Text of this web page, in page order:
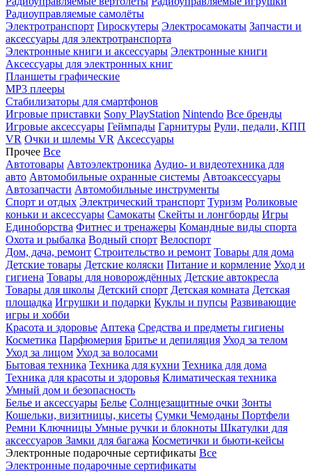
Радиоуправляемые самолёты
Электротранспорт Гироскутеры Электросамокаты Запчасти и
аксессуары для электротранспорта
Электронные книги и аксессуары Электронные книги
Аксессуары для электронных книг
Планшеты графические
MP3 плееры
Стабилизаторы для смартфонов
Игровые приставки Sony PlayStation Nintendo Все бренды
Игровые аксессуары Геймпады Гарнитуры Рули, педали, КПП
VR Очки и шлемы VR Аксессуары
Прочее Все
Автотовары Автоэлектроника Аудио- и видеотехника для
авто Автомобильные охранные системы Автоаксессуары
Автозапчасти Автомобильные инструменты
Спорт и отдых Электрический транспорт Туризм Роликовые
коньки и аксессуары Самокаты Скейты и лонгборды Игры
Единоборства Фитнес и тренажеры Командные виды спорта
Охота и рыбалка Водный спорт Велоспорт
Дом, дача, ремонт Строительство и ремонт Товары для дома
Детские товары Детские коляски Питание и кормление Уход и
гигиена Товары для новорождённых Детские автокресла
Товары для школы Детский спорт Детская комната Детская
площадка Игрушки и подарки Куклы и пупсы Развивающие
игры и хобби
Красота и здоровье Аптека Средства и предметы гигиены
Косметика Парфюмерия Бритье и депиляция Уход за телом
Уход за лицом Уход за волосами
Бытовая техника Техника для кухни Техника для дома
Техника для красоты и здоровья Климатическая техника
Умный дом и безопасность
Белье и аксессуары Белье Солнцезащитные очки Зонты
Кошельки, визитницы, кисеты Сумки Чемоданы Портфели
Ремни Ключницы Умные ручки и блокноты Шкатулки для
аксессуаров Замки для багажа Косметички и бьюти-кейсы
Электронные подарочные сертификаты Все
Электронные подарочные сертификаты